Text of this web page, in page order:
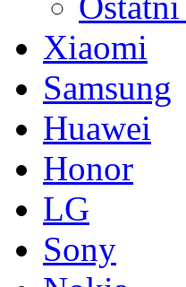
Xiaomi
Samsung
Huawei
Honor
LG
Sony